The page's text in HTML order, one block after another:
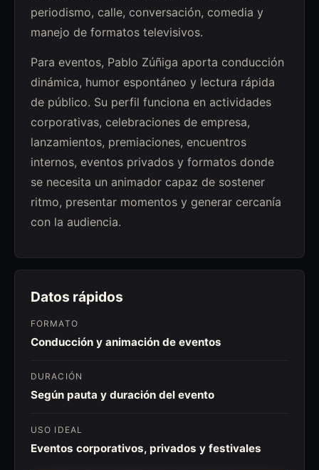
periodismo, calle, conversación, comedia y
manejo de formatos televisivos.
Para eventos, Pablo Zúñiga aporta conducción
dinámica, humor espontáneo y lectura rápida
de público. Su perfil funciona en actividades
corporativas, celebraciones de empresa,
lanzamientos, premiaciones, encuentros
internos, eventos privados y formatos donde
se necesita un animador capaz de sostener
ritmo, presentar momentos y generar cercanía
con la audiencia.
Datos rápidos
FORMATO
Conducción y animación de eventos
DURACIÓN
Según pauta y duración del evento
USO IDEAL
Eventos corporativos, privados y festivales